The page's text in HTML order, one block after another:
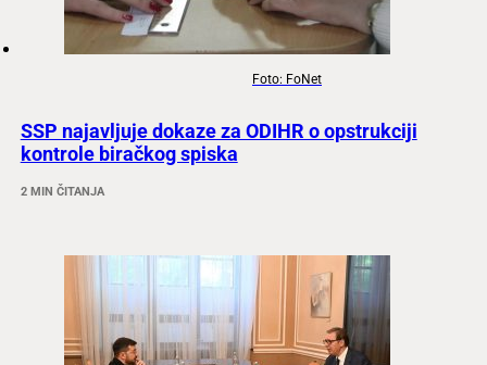
Foto: FoNet
SSP najavljuje dokaze za ODIHR o opstrukciji
kontrole biračkog spiska
2 MIN ČITANJA